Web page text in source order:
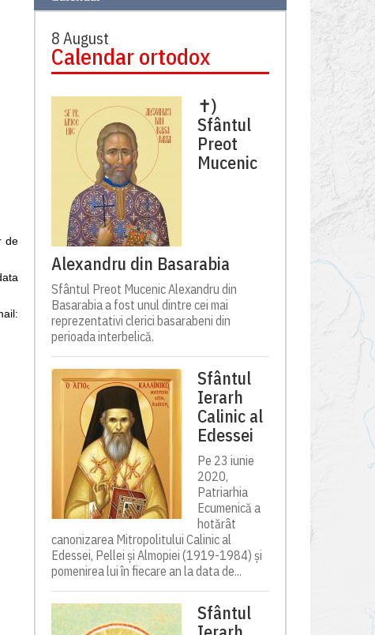
de
8 August
Calendar ortodox
✝)
Sfântul
Preot
Mucenic
Alexandru din Basarabia
Sfântul Preot Mucenic Alexandru din
Basarabia a fost unul dintre cei mai
reprezentativi clerici basarabeni din
perioada interbelică.
Sfântul
Ierarh
Calinic al
Edessei
Pe 23 iunie
2020,
Patriarhia
Ecumenică a
hotărât
canonizarea Mitropolitului Calinic al
Edessei, Pellei și Almopiei (1919-1984) și
pomenirea lui în fiecare an la data de...
Sfântul